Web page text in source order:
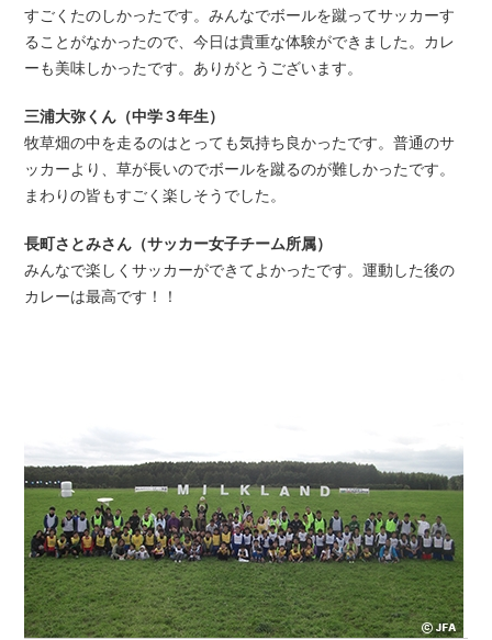
すごくたのしかったです。みんなでボールを蹴ってサッカーす
ることがなかったので、今日は貴重な体験ができました。カレ
ーも美味しかったです。ありがとうございます。
三浦大弥くん（中学３年生）
牧草畑の中を走るのはとっても気持ち良かったです。普通のサ
ッカーより、草が長いのでボールを蹴るのが難しかったです。
まわりの皆もすごく楽しそうでした。
長町さとみさん（サッカー女子チーム所属）
みんなで楽しくサッカーができてよかったです。運動した後の
カレーは最高です！！